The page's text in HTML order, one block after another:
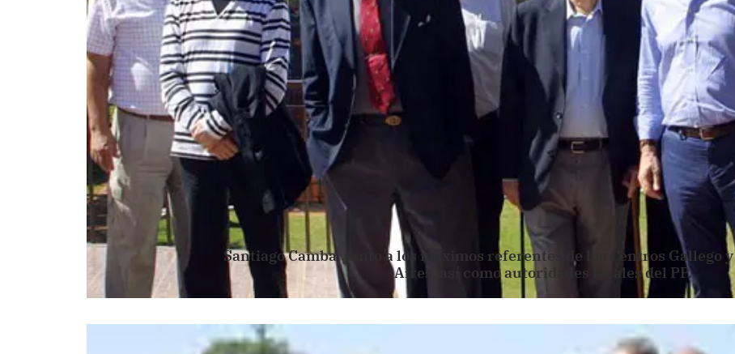
Santiago Camba, junto a los máximos referentes de los Centros Gallego y
Aires, así como autoridades locales del PP.